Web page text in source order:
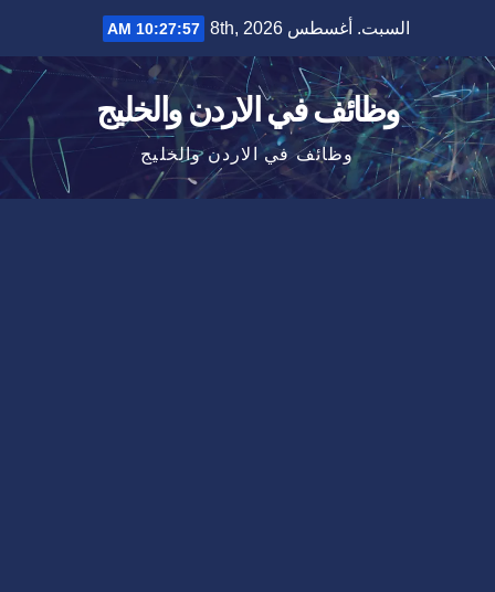
content
السبت. أغسطس 8th, 2026 10:27:57 AM
وظائف في الاردن والخليج
وظائف في الاردن والخليج